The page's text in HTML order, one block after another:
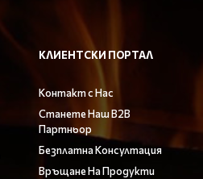
КЛИЕНТСКИ ПОРТАЛ
Контакт с Нас
Станете Наш B2B
Партньор
Безплатна Консултация
Връщане На Продукти